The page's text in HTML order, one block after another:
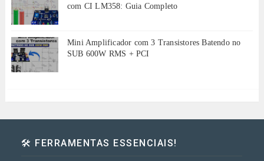
com CI LM358: Guia Completo
Mini Amplificador com 3 Transistores Batendo no
SUB 600W RMS + PCI
🛠️ FERRAMENTAS ESSENCIAIS!